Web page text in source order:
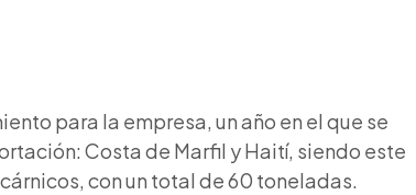
para la empresa, un año en el que se
Costa de Marfil y Haití, siendo este
con un total de 60 toneladas.